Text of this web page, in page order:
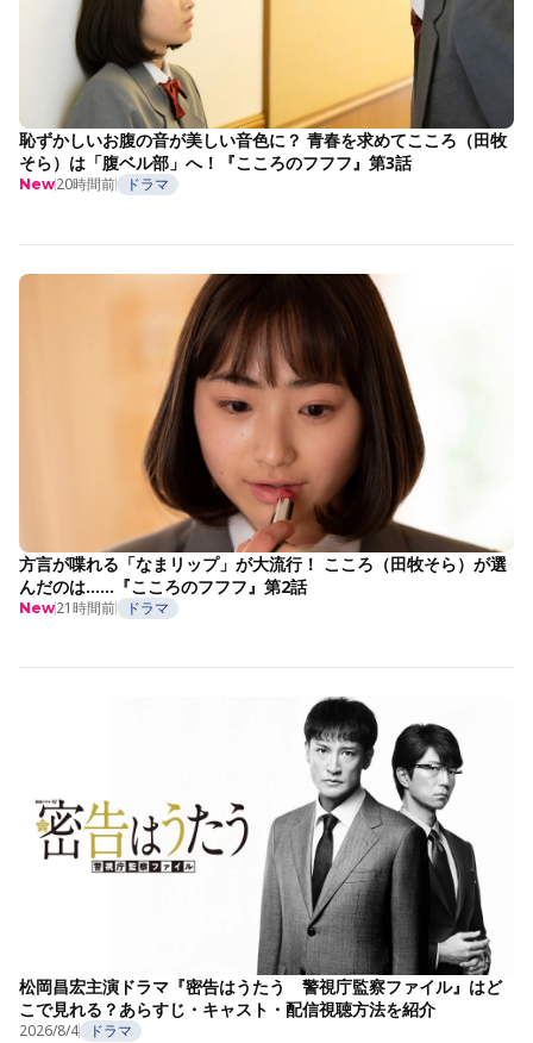
恥ずかしいお腹の音が美しい音色に？ 青春を求めてこころ（田牧
そら）は「腹ベル部」へ！『こころのフフフ』第3話
New20時間前 ドラマ
方言が喋れる「なまリップ」が大流行！ こころ（田牧そら）が選
んだのは……『こころのフフフ』第2話
New21時間前 ドラマ
松岡昌宏主演ドラマ『密告はうたう 警視庁監察ファイル』はど
こで見れる？あらすじ・キャスト・配信視聴方法を紹介
2026/8/4 ドラマ